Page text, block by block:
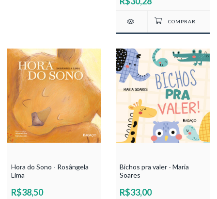
Hora do Sono - Rosângela
Lima
R$38,50
Bichos pra valer - Maria
Soares
R$33,00